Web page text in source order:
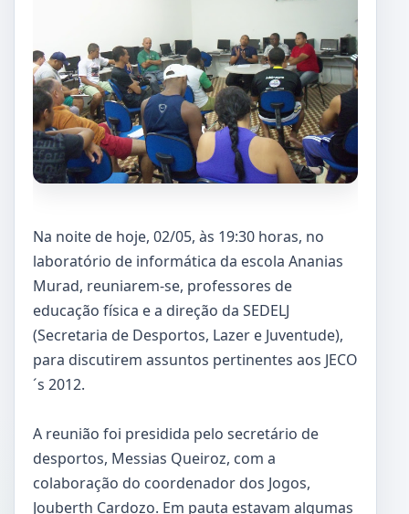
Na noite de hoje, 02/05, às 19:30 horas, no
laboratório de informática da escola Ananias
Murad, reuniarem-se, professores de
educação física e a direção da SEDELJ
(Secretaria de Desportos, Lazer e Juventude),
para discutirem assuntos pertinentes aos JECO
´s 2012.
A reunião foi presidida pelo secretário de
desportos, Messias Queiroz, com a
colaboração do coordenador dos Jogos,
Jouberth Cardozo. Em pauta estavam algumas